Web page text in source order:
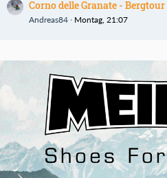
Corno delle Granate -
Andreas84 Montag, 21:07